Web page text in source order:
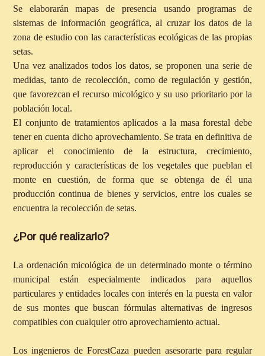
Se elaborarán mapas de presencia usando programas de
sistemas de información geográfica, al cruzar los datos de la
zona de estudio con las características ecológicas de las propias
setas.
Una vez analizados todos los datos, se proponen una serie de
medidas, tanto de recolección, como de regulación y gestión,
que favorezcan el recurso micológico y su uso prioritario por la
población local.
El conjunto de tratamientos aplicados a la masa forestal debe
tener en cuenta dicho aprovechamiento. Se trata en definitiva de
aplicar el conocimiento de la estructura, crecimiento,
reproducción y características de los vegetales que pueblan el
monte en cuestión, de forma que se obtenga de él una
producción continua de bienes y servicios, entre los cuales se
encuentra la recolección de setas.
¿Por qué realizarlo?
La ordenación micológica de un determinado monte o término
municipal están especialmente indicados para aquellos
particulares y entidades locales con interés en la puesta en valor
de sus montes que buscan fórmulas alternativas de ingresos
compatibles con cualquier otro aprovechamiento actual.
Los ingenieros de ForestCaza pueden asesorarte para regular